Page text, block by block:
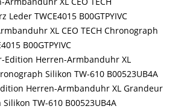
XL CEO TECH Chronograph
B00GTPYIVC
Herren-Armbanduhr XL Grandeur
TW-610 B00523UB4A